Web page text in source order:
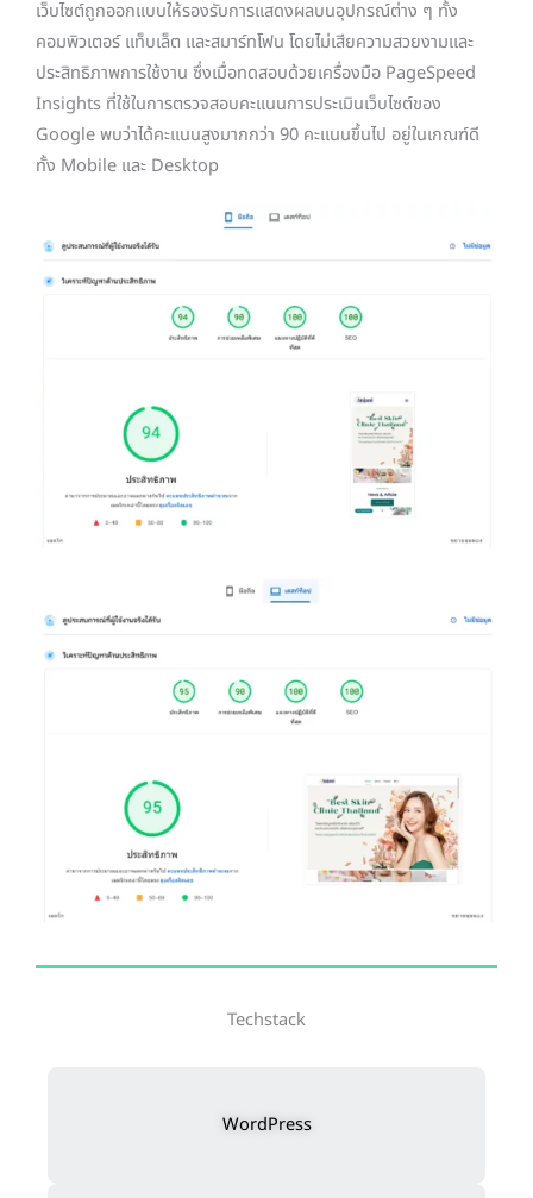
เว็บไซต์ถูกออกแบบให้รองรับการแสดงผลบนอุปกรณ์ต่าง ๆ ทั้ง
คอมพิวเตอร์ แท็บเล็ต และสมาร์ทโฟน โดยไม่เสียความสวยงามและ
ประสิทธิภาพการใช้งาน ซึ่งเมื่อทดสอบด้วยเครื่องมือ PageSpeed
Insights ที่ใช้ในการตรวจสอบคะแนนการประเมินเว็บไซต์ของ
Google พบว่าได้คะแนนสูงมากกว่า 90 คะแนนขึ้นไป อยู่ในเกณฑ์ดี
ทั้ง Mobile และ Desktop
Techstack
WordPress